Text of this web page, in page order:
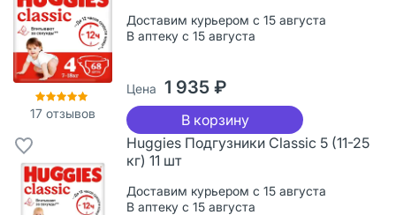
17 отзывов
Доставим курьером с 15 августа
В аптеку с 15 августа
Цена 1 935 ₽
В корзину
Huggies Подгузники Classic 5 (11-25
кг) 11 шт
Доставим курьером с 15 августа
В аптеку с 15 августа